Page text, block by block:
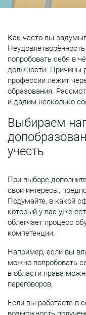
Как часто вы
попробовать себя в
должности. Причины
профессии лежит
образования.
и дадим несколько
Выбираем
учесть
При выборе
свои интересы,
Подумайте, в какой
который у вас уже
облегчает процесс
компетенции.
Например, если вы
можно попробовать
в области права
переговоров,
Если вы работаете в